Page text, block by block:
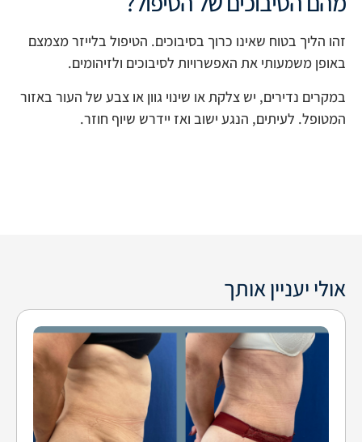
זהו הליך בטוח שאינו כרוך בסיבוכים. הטיפול בלייזר מצמצם
באופן משמעותי את האפשרויות לסיבוכים ולזיהומים.
במקרים נדירים, יש צלקת או שינוי גוון או צבע של העור באזור
המטופל. לעיתים, הנגע ישוב ואז יידרש שיוף חוזר.
אולי יעניין אותך